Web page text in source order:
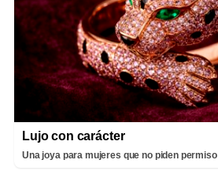
Lujo con carácter
Una joya para mujeres que no piden permiso